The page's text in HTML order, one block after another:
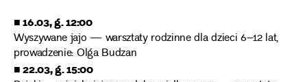
■ 16.03, g. 12:00
Wyszywane jajo — warsztaty rodzinne dla dzieci 6–12 lat,
prowadzenie: Olga Budzan
■ 22.03, g. 15:00